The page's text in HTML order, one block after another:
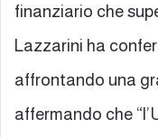
finanziario che
Lazzarini ha
affrontando una
affermando che